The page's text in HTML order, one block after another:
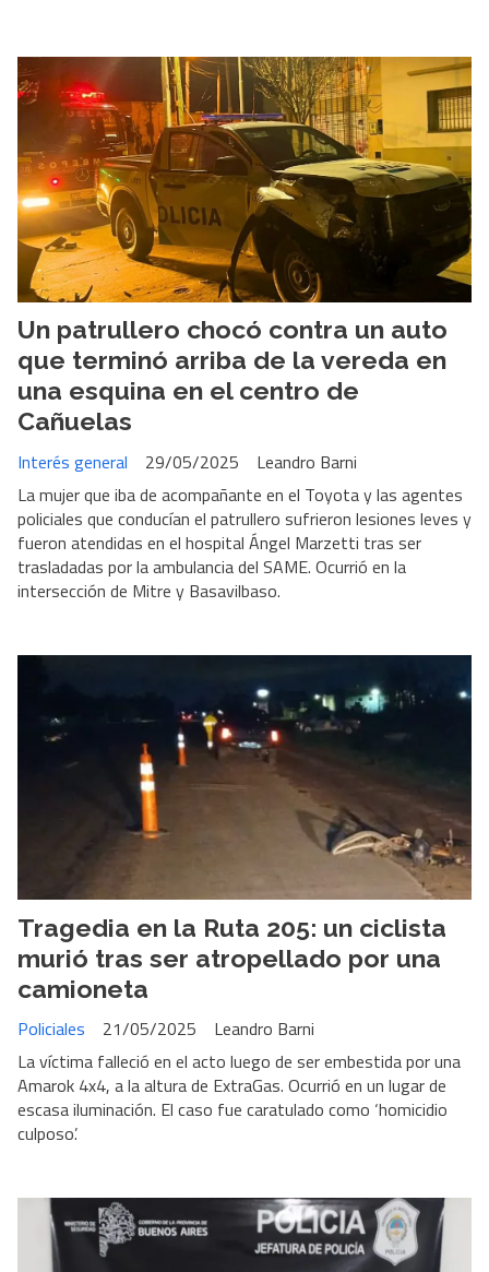
Un patrullero chocó contra un auto
que terminó arriba de la vereda en
una esquina en el centro de
Cañuelas
Leandro Barni
Interés general
29/05/2025
La mujer que iba de acompañante en el Toyota y las agentes
policiales que conducían el patrullero sufrieron lesiones leves y
fueron atendidas en el hospital Ángel Marzetti tras ser
trasladadas por la ambulancia del SAME. Ocurrió en la
intersección de Mitre y Basavilbaso.
Tragedia en la Ruta 205: un ciclista
murió tras ser atropellado por una
camioneta
Leandro Barni
Policiales
21/05/2025
La víctima falleció en el acto luego de ser embestida por una
Amarok 4x4, a la altura de ExtraGas. Ocurrió en un lugar de
escasa iluminación. El caso fue caratulado como ‘homicidio
culposo’.